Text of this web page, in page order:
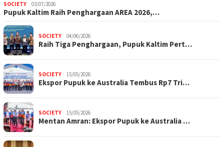
SOCIETY 03/07/2026
Pupuk Kaltim Raih Penghargaan AREA 2026,…
SOCIETY 04/06/2026
Raih Tiga Penghargaan, Pupuk Kaltim Pert…
SOCIETY 15/05/2026
Ekspor Pupuk ke Australia Tembus Rp7 Tri…
SOCIETY 15/05/2026
Mentan Amran: Ekspor Pupuk ke Australia …